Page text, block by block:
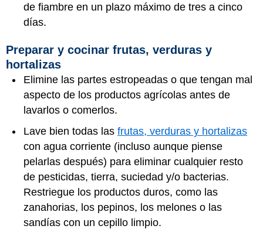
de fiambre en un plazo máximo de tres a cinco
días.
Preparar y cocinar frutas, verduras y
hortalizas
Elimine las partes estropeadas o que tengan mal
aspecto de los productos agrícolas antes de
lavarlos o comerlos.
Lave bien todas las frutas, verduras y hortalizas
con agua corriente (incluso aunque piense
pelarlas después) para eliminar cualquier resto
de pesticidas, tierra, suciedad y/o bacterias.
Restriegue los productos duros, como las
zanahorias, los pepinos, los melones o las
sandías con un cepillo limpio.